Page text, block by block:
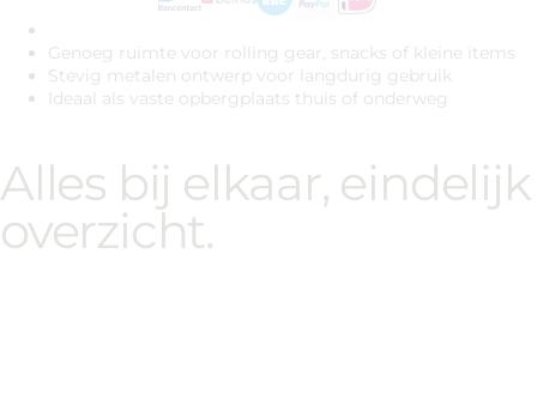
Genoeg ruimte voor rolling gear, snacks of kleine items
Stevig metalen ontwerp voor langdurig gebruik
Ideaal als vaste opbergplaats thuis of onderweg
Alles bij elkaar, eindelijk
overzicht.